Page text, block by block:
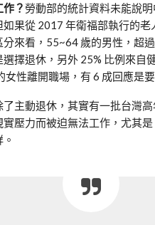
？ 勞動部的統計資料未能說
如果從 2017 年衛福部執行的老
分來看，55~64 歲的男性，超
擇退休，另外 25% 比例來自
女性離開職場，有 6 成回應是
了主動退休，其實有一批台灣
實壓力而被迫無法工作，尤其